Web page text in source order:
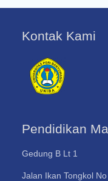
Kontak Kami
Pendidikan
Gedung B Lt 1
Jalan Ikan Tongkol